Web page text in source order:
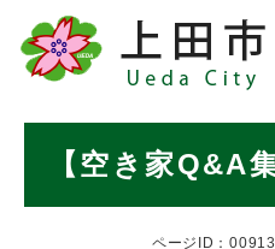
メニューを
【空き家Q&A
ページID：